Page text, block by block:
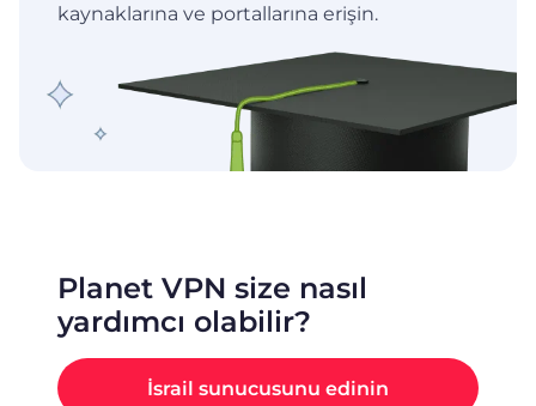
kaynaklarına ve portallarına erişin.
Planet VPN size nasıl
yardımcı olabilir?
İsrail sunucusunu edinin